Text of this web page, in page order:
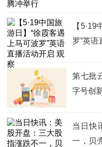
【
罗”英语
第七批
字号创
当日快
一，贝